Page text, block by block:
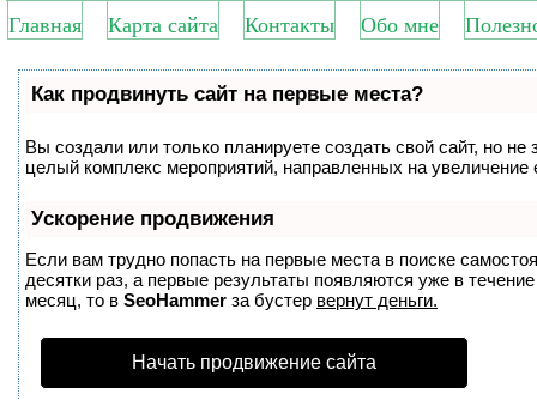
Главная Карта сайта Контакты Обо мне
Как продвинуть сайт на первые места?
Вы создали или только планируете создать свой сайт, но
целый комплекс мероприятий, направленных на
Ускорение продвижения
Если вам трудно попасть на первые места в поиске
десятки раз, а первые результаты появляются уже в
месяц, то в SeoHammer за бустер вернут деньги.
Начать продвижение сайта